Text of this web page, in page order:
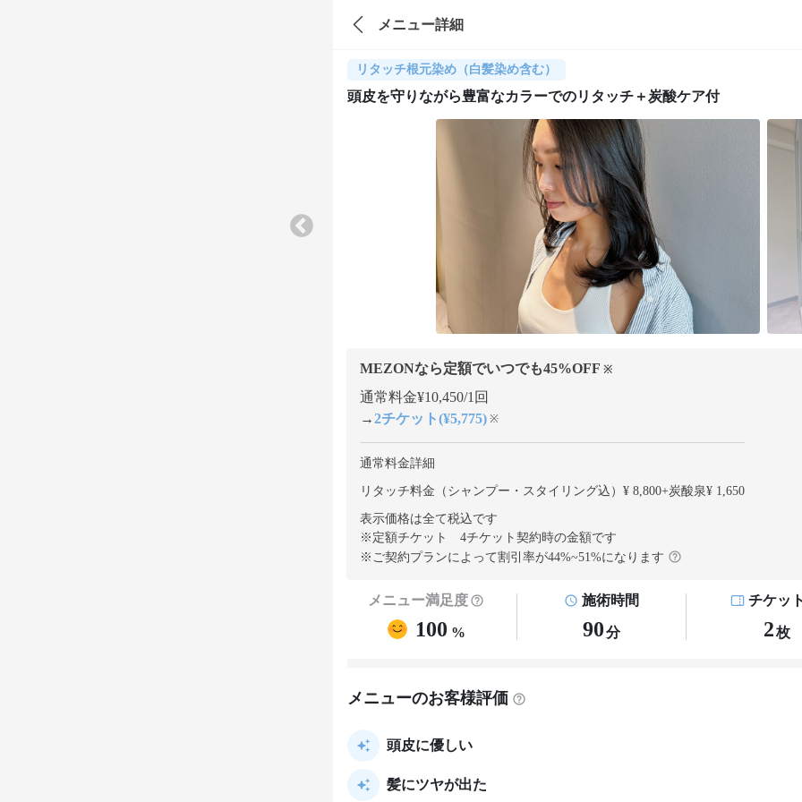
メニュー詳細
リタッチ根元染め（白髪染め含む）
頭皮を守りながら豊富なカラーでのリタッチ＋炭酸ケア付
MEZONなら定額でいつでも45%OFF ※
通常料金¥10,450/1回
→2チケット(¥5,775) ※
通常料金詳細
リタッチ料金（シャンプー・スタイリング込）¥ 8,800+炭酸泉¥ 1,650
表示価格は全て税込です
※定額チケット 4チケット契約時の金額です
※ご契約プランによって割引率が44%~51%になります
メニュー満足度
100 %
施術時間
90分
チケッ
2枚
メニューのお客様評価
頭皮に優しい
髪にツヤが出た